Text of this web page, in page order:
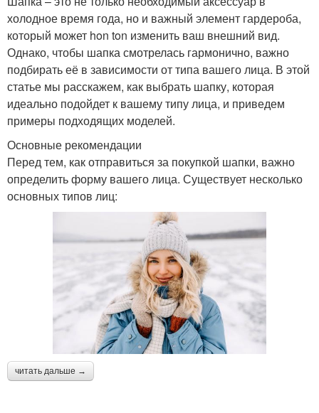
холодное время года, но и важный элемент гардероба,
который может hon ton изменить ваш внешний вид.
Однако, чтобы шапка смотрелась гармонично, важно
подбирать её в зависимости от типа вашего лица. В этой
статье мы расскажем, как выбрать шапку, которая
идеально подойдет к вашему типу лица, и приведем
примеры подходящих моделей.
Основные рекомендации
Перед тем, как отправиться за покупкой шапки, важно
определить форму вашего лица. Существует несколько
основных типов лиц:
читать дальше →